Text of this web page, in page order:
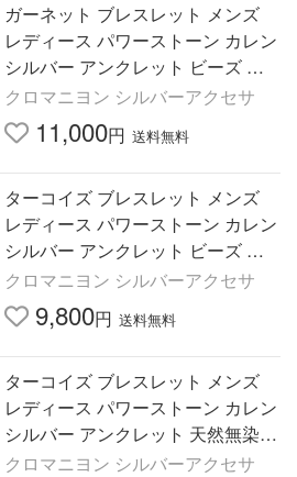
ガーネット ブレスレット メンズ
レディース パワーストーン カレン
シルバー アンクレット ビーズ 赤
ラウンドカット シンプル カレン族
クロマニヨン シルバーアクセサ
11,000円 送料無料
ターコイズ ブレスレット メンズ
レディース パワーストーン カレン
シルバー アンクレット ビーズ 天
然無染色 極細 カレン族 眼文様チ
ャーム
クロマニヨン シルバーアクセサ
9,800円 送料無料
ターコイズ ブレスレット メンズ
レディース パワーストーン カレン
シルバー アンクレット 天然無染色
シルバービーズ カレン族
クロマニヨン シルバーアクセサ